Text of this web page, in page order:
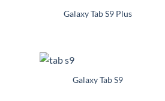
Galaxy Tab S9 Plus
Galaxy Tab S9